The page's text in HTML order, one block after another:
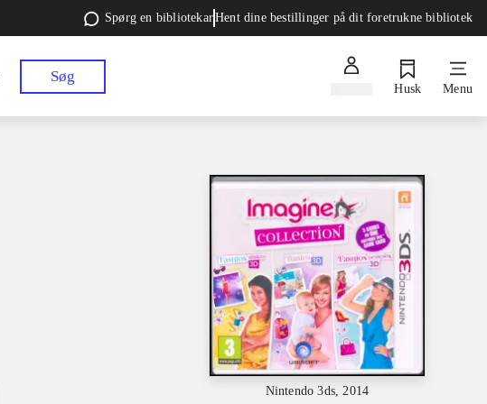
Spørg en bibliotekarHent dine bestillinger på dit foretrukne bibliotek
Søg
Husk Menu
Nintendo 3ds, 2014